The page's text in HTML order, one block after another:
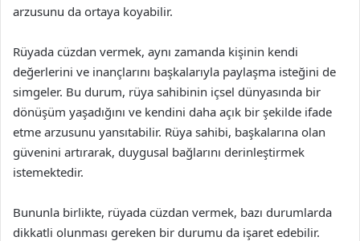
arzusunu da ortaya koyabilir.
Rüyada cüzdan vermek, aynı zamanda kişinin kendi
değerlerini ve inançlarını başkalarıyla paylaşma isteğini de
simgeler. Bu durum, rüya sahibinin içsel dünyasında bir
dönüşüm yaşadığını ve kendini daha açık bir şekilde ifade
etme arzusunu yansıtabilir. Rüya sahibi, başkalarına olan
güvenini artırarak, duygusal bağlarını derinleştirmek
istemektedir.
Bununla birlikte, rüyada cüzdan vermek, bazı durumlarda
dikkatli olunması gereken bir durumu da işaret edebilir.